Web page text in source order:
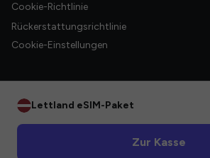
Cookie-Richtlinie
Rückerstattungsrichtlinie
Cookie-Einstellungen
Lettland eSIM-Paket
Zur Kasse